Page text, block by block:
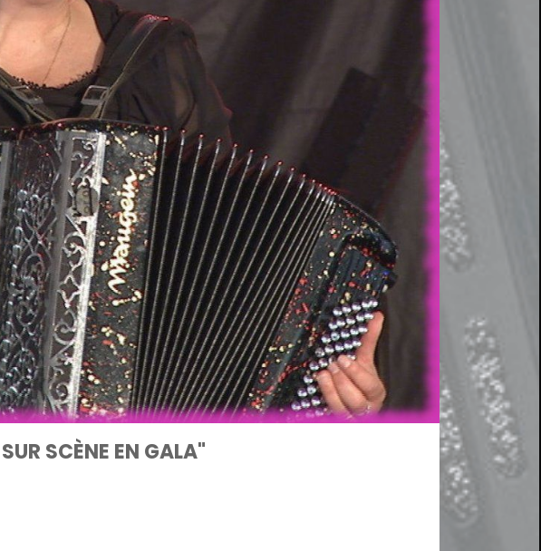
SCÈNE EN GALA"